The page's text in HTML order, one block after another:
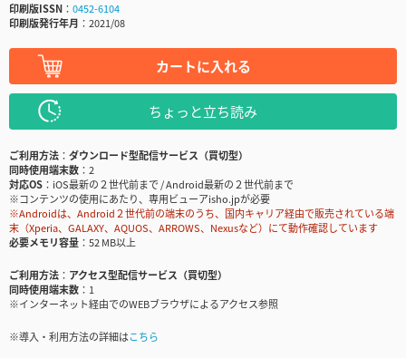
印刷版ISSN
0452-6104
印刷版発行年月
2021/08
カートに入れる
ちょっと立ち読み
ご利用方法
ダウンロード型配信サービス（買切型）
同時使用端末数
2
対応OS
iOS最新の２世代前まで / Android最新の２世代前まで
※コンテンツの使用にあたり、専用ビューアisho.jpが必要
※Androidは、Android２世代前の端末のうち、国内キャリア経由で販売されている端
末（Xperia、GALAXY、AQUOS、ARROWS、Nexusなど）にて動作確認しています
必要メモリ容量
52 MB以上
ご利用方法
アクセス型配信サービス（買切型）
同時使用端末数
1
※インターネット経由でのWEBブラウザによるアクセス参照
※導入・利用方法の詳細はこちら